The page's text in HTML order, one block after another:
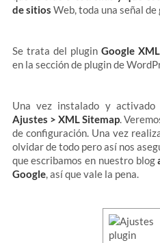
de sitios Web, toda una señal
Se trata del plugin Google
en la sección de plugin de
Una vez instalado y activado
Ajustes > XML Sitemap.
de configuración. Una vez
olvidar de todo pero así nos
que escribamos en nuestro blog
Google, así que vale la pena.